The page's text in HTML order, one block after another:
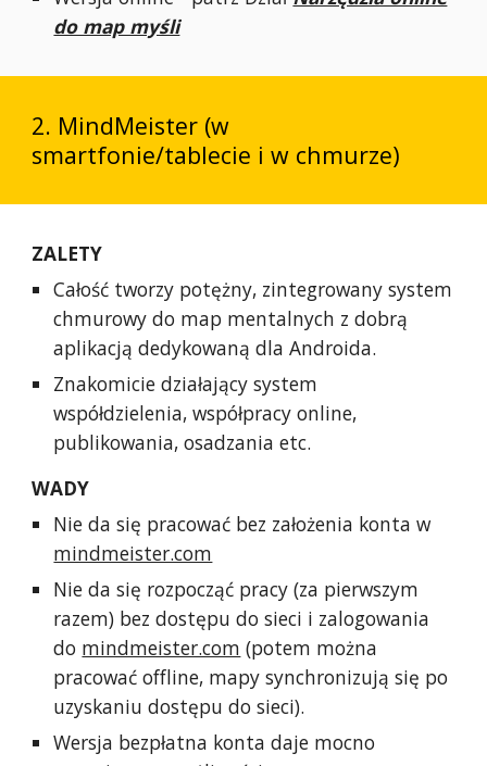
do map myśli
2. MindMeister (w
smartfonie/tablecie i w chmurze)
ZALETY
Całość tworzy potężny, zintegrowany system
chmurowy do map mentalnych z dobrą
aplikacją dedykowaną dla Androida.
Znakomicie działający system
współdzielenia, współpracy online,
publikowania, osadzania etc.
WADY
Nie da się pracować bez założenia konta w
mindmeister.com
Nie da się rozpocząć pracy (za pierwszym
razem) bez dostępu do sieci i zalogowania
do mindmeister.com (potem można
pracować offline, mapy synchronizują się po
uzyskaniu dostępu do sieci).
Wersja bezpłatna konta daje mocno